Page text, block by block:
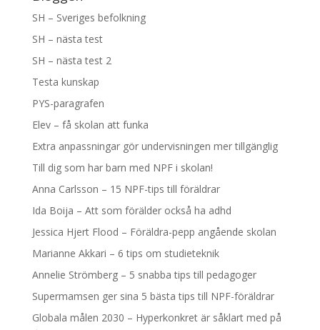
SH – Sveriges befolkning
SH – nästa test
SH – nästa test 2
Testa kunskap
PYS-paragrafen
Elev – få skolan att funka
Extra anpassningar gör undervisningen mer tillgänglig
Till dig som har barn med NPF i skolan!
Anna Carlsson – 15 NPF-tips till föräldrar
Ida Boija – Att som förälder också ha adhd
Jessica Hjert Flood – Föräldra-pepp angående skolan
Marianne Akkari – 6 tips om studieteknik
Annelie Strömberg – 5 snabba tips till pedagoger
Supermamsen ger sina 5 bästa tips till NPF-föräldrar
Globala målen 2030 – Hyperkonkret är såklart med på